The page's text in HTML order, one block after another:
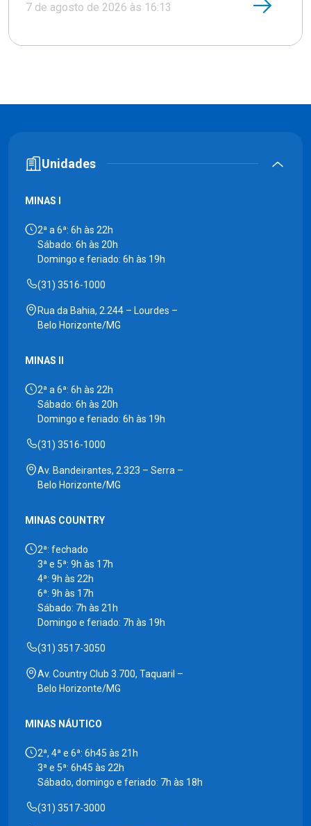
7 de agosto de 2026 às 16:13
Unidades
MINAS I
2ª a 6ª: 6h às 22h
Sábado: 6h às 20h
Domingo e feriado: 6h às 19h
(31) 3516-1000
Rua da Bahia, 2.244 – Lourdes –
Belo Horizonte/MG
MINAS II
2ª a 6ª: 6h às 22h
Sábado: 6h às 20h
Domingo e feriado: 6h às 19h
(31) 3516-1000
Av. Bandeirantes, 2.323 – Serra –
Belo Horizonte/MG
MINAS COUNTRY
2ª: fechado
3ª e 5ª: 9h às 17h
4ª: 9h às 22h
6ª: 9h às 17h
Sábado: 7h às 21h
Domingo e feriado: 7h às 19h
(31) 3517-3050
Av. Country Club 3.700, Taquaril –
Belo Horizonte/MG
MINAS NÁUTICO
2ª, 4ª e 6ª: 6h45 às 21h
3ª e 5ª: 6h45 às 22h
Sábado, domingo e feriado: 7h às 18h
(31) 3517-3000